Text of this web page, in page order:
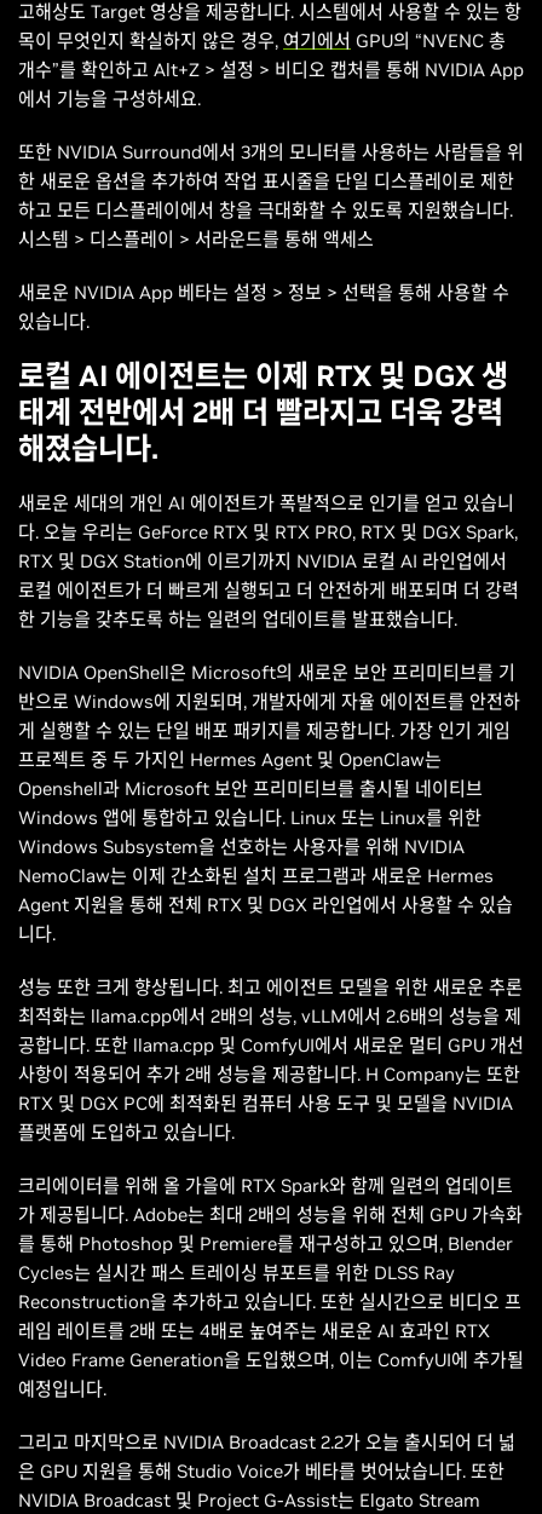
고해상도 Target 영상을 제공합니다. 시스템에서 사용할 수 있는 항
목이 무엇인지 확실하지 않은 경우, 여기에서 GPU의 “NVENC 총
개수”를 확인하고 Alt+Z > 설정 > 비디오 캡처를 통해 NVIDIA App
에서 기능을 구성하세요.
또한 NVIDIA Surround에서 3개의 모니터를 사용하는 사람들을 위
한 새로운 옵션을 추가하여 작업 표시줄을 단일 디스플레이로 제한
하고 모든 디스플레이에서 창을 극대화할 수 있도록 지원했습니다.
시스템 > 디스플레이 > 서라운드를 통해 액세스
새로운 NVIDIA App 베타는 설정 > 정보 > 선택을 통해 사용할 수
있습니다.
로컬 AI 에이전트는 이제 RTX 및 DGX 생
태계 전반에서 2배 더 빨라지고 더욱 강력
해졌습니다.
새로운 세대의 개인 AI 에이전트가 폭발적으로 인기를 얻고 있습니
다. 오늘 우리는 GeForce RTX 및 RTX PRO, RTX 및 DGX Spark,
RTX 및 DGX Station에 이르기까지 NVIDIA 로컬 AI 라인업에서
로컬 에이전트가 더 빠르게 실행되고 더 안전하게 배포되며 더 강력
한 기능을 갖추도록 하는 일련의 업데이트를 발표했습니다.
NVIDIA OpenShell은 Microsoft의 새로운 보안 프리미티브를 기
반으로 Windows에 지원되며, 개발자에게 자율 에이전트를 안전하
게 실행할 수 있는 단일 배포 패키지를 제공합니다. 가장 인기 게임
프로젝트 중 두 가지인 Hermes Agent 및 OpenClaw는
Openshell과 Microsoft 보안 프리미티브를 출시될 네이티브
Windows 앱에 통합하고 있습니다. Linux 또는 Linux를 위한
Windows Subsystem을 선호하는 사용자를 위해 NVIDIA
NemoClaw는 이제 간소화된 설치 프로그램과 새로운 Hermes
Agent 지원을 통해 전체 RTX 및 DGX 라인업에서 사용할 수 있습
니다.
성능 또한 크게 향상됩니다. 최고 에이전트 모델을 위한 새로운 추론
최적화는 llama.cpp에서 2배의 성능, vLLM에서 2.6배의 성능을 제
공합니다. 또한 llama.cpp 및 ComfyUI에서 새로운 멀티 GPU 개선
사항이 적용되어 추가 2배 성능을 제공합니다. H Company는 또한
RTX 및 DGX PC에 최적화된 컴퓨터 사용 도구 및 모델을 NVIDIA
플랫폼에 도입하고 있습니다.
크리에이터를 위해 올 가을에 RTX Spark와 함께 일련의 업데이트
가 제공됩니다. Adobe는 최대 2배의 성능을 위해 전체 GPU 가속화
를 통해 Photoshop 및 Premiere를 재구성하고 있으며, Blender
Cycles는 실시간 패스 트레이싱 뷰포트를 위한 DLSS Ray
Reconstruction을 추가하고 있습니다. 또한 실시간으로 비디오 프
레임 레이트를 2배 또는 4배로 높여주는 새로운 AI 효과인 RTX
Video Frame Generation을 도입했으며, 이는 ComfyUI에 추가될
예정입니다.
그리고 마지막으로 NVIDIA Broadcast 2.2가 오늘 출시되어 더 넓
은 GPU 지원을 통해 Studio Voice가 베타를 벗어났습니다. 또한
NVIDIA Broadcast 및 Project G-Assist는 Elgato Stream